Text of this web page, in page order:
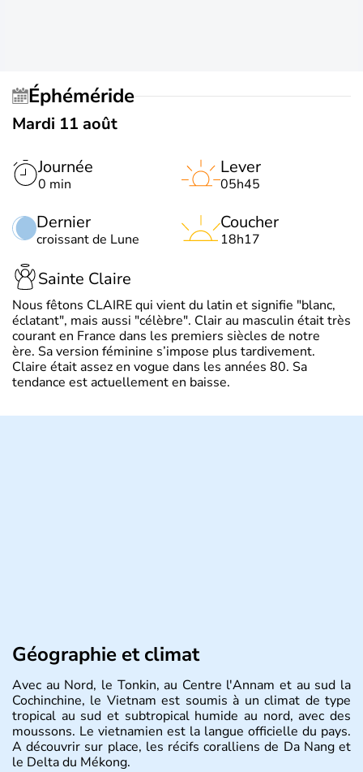
Éphéméride
Mardi 11 août
Journée
0 min
Dernier
croissant de Lune
Lever
05h45
Coucher
18h17
Sainte Claire
Nous fêtons CLAIRE qui vient du latin et signifie "blanc,
éclatant", mais aussi "célèbre". Clair au masculin était très
courant en France dans les premiers siècles de notre
ère. Sa version féminine s’impose plus tardivement.
Claire était assez en vogue dans les années 80. Sa
tendance est actuellement en baisse.
Géographie et climat
Avec au Nord, le Tonkin, au Centre l'Annam et au sud la
Cochinchine, le Vietnam est soumis à un climat de type
tropical au sud et subtropical humide au nord, avec des
moussons. Le vietnamien est la langue officielle du pays.
A découvrir sur place, les récifs coralliens de Da Nang et
le Delta du Mékong.